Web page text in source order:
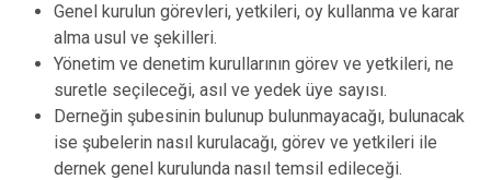
Genel kurulun görevleri, yetkileri, oy kullanma ve karar
alma usul ve şekilleri.
Yönetim ve denetim kurullarının görev ve yetkileri, ne
suretle seçileceği, asıl ve yedek üye sayısı.
Derneğin şubesinin bulunup bulunmayacağı, bulunacak
ise şubelerin nasıl kurulacağı, görev ve yetkileri ile
dernek genel kurulunda nasıl temsil edileceği.